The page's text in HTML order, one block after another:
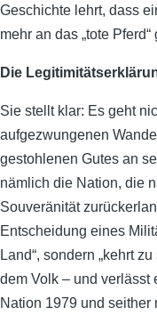
Geschichte lehrt, dass
mehr an das „tote
Die
Sie stellt klar: Es geht
aufgezwungenen
gestohlenen Gutes an
nämlich die Nation, die
Souveränität
Entscheidung eines
Land“, sondern „kehrt
dem Volk – und verlässt
Nation 1979 und seither